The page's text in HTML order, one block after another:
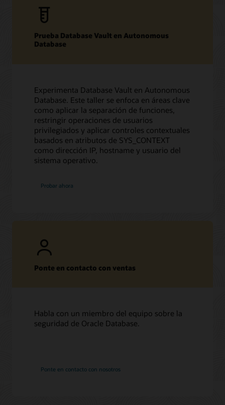
Prueba Database Vault en Autonomous
Database
Experimenta Database Vault en Autonomous
Database. Este taller se enfoca en áreas clave
como aplicar la separación de funciones,
restringir operaciones de usuarios
privilegiados y aplicar controles contextuales
basados en atributos de SYS_CONTEXT
como dirección IP, hostname y usuario del
sistema operativo.
Probar ahora
Ponte en contacto con ventas
Habla con un miembro del equipo sobre la
seguridad de Oracle Database.
Ponte en contacto con nosotros